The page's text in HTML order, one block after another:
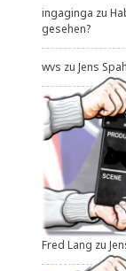
ingaginga zu
gesehen?
wvs zu Jens
Fred Lang zu